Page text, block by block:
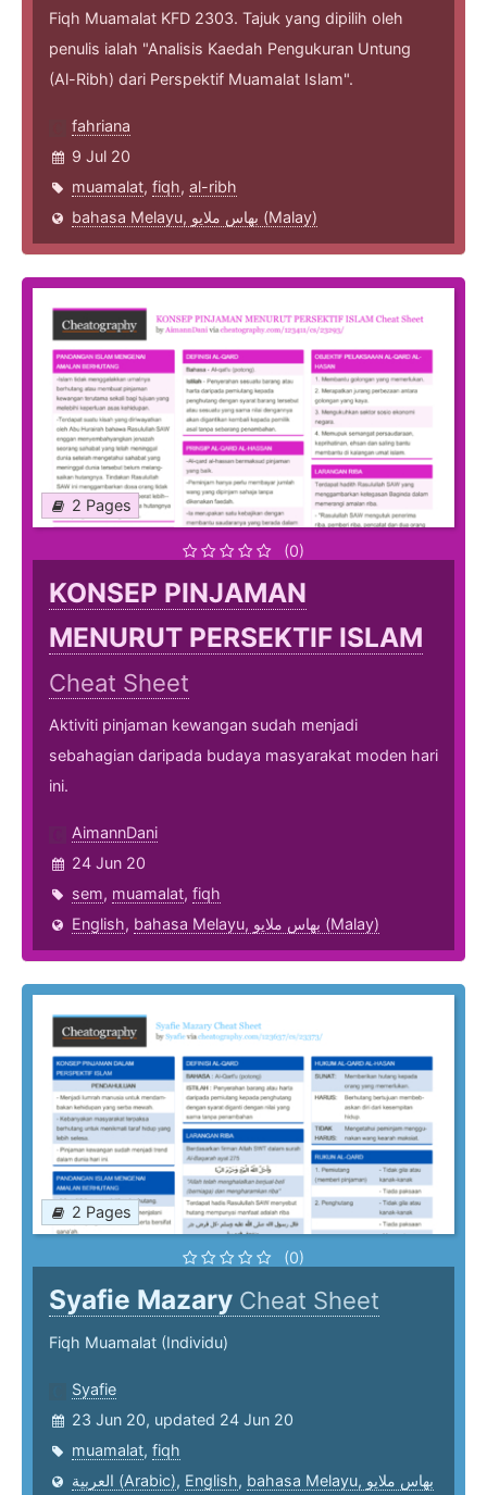
Fiqh Muamalat KFD 2303. Tajuk yang dipilih oleh
penulis ialah "Analisis Kaedah Pengukuran Untung
(Al-Ribh) dari Perspektif Muamalat Islam".
fahriana
9 Jul 20
muamalat, fiqh, al-ribh
bahasa Melayu, بهاس ملايو‎ (Malay)
2 Pages
(0)
KONSEP PINJAMAN
MENURUT PERSEKTIF ISLAM
Cheat Sheet
Aktiviti pinjaman kewangan sudah menjadi
sebahagian daripada budaya masyarakat moden hari
ini.
AimannDani
24 Jun 20
sem, muamalat, fiqh
English, bahasa Melayu, بهاس ملايو‎ (Malay)
2 Pages
(0)
Syafie Mazary Cheat Sheet
Fiqh Muamalat (Individu)
Syafie
23 Jun 20, updated 24 Jun 20
muamalat, fiqh
العربية (Arabic), English, bahasa Melayu, بهاس ملايو‎